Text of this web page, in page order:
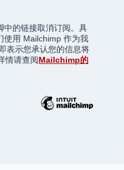
中的链接取消订阅。具
使用 Mailchimp 作为我
表示您承认您的信息将
情请查阅Mailchimp的